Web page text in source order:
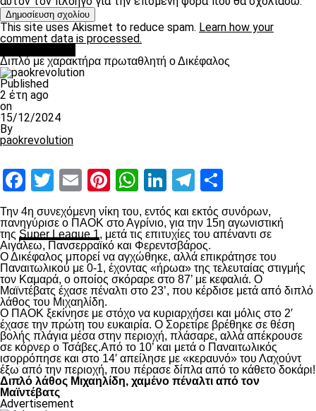
This site uses Akismet to reduce spam. Learn how your
comment data is processed.
Διπλό με χαρακτήρα πρωταθλητή ο Δικέφαλος
Published
2 έτη ago
on
15/12/2024
By
paokrevolution
Facebook
Twitter
EmailPinterest
WhatsApp
LinkedIn
Telegram
Την 4η συνεχόμενη νίκη του, εντός και εκτός συνόρων,
πανηγύρισε ο ΠΑΟΚ στο Αγρίνιο, για την 15η αγωνιστική
της Super League 1, μετά τις επιτυχίες του απέναντι σε
Αιγάλεω, Πανσερραϊκό και Φερεντσβάρος.
Ο Δικέφαλος μπορεί να αγχώθηκε, αλλά επικράτησε του
Παναιτωλικού με 0-1, έχοντας «ήρωα» της τελευταίας στιγμής
τον Καμαρά, ο οποίος σκόραρε στο 87’ με κεφαλιά. Ο
Μαϊντέβατς έχασε πέναλτι στο 23’, που κέρδισε μετά από διπλό
λάθος του Μιχαηλίδη.
Ο ΠΑΟΚ ξεκίνησε με στόχο να κυριαρχήσει και μόλις στο 2′
έχασε την πρώτη του ευκαιρία. Ο Σορετίρε βρέθηκε σε θέση
βολής πλάγια μέσα στην περιοχή, πλάσαρε, αλλά απέκρουσε
σε κόρνερ ο Τσάβες.Από το 10’ και μετά ο Παναιτωλικός
ισορρόπησε και στο 14′ απείλησε με «κεραυνό» του Λαχούντ
έξω από την περιοχή, που πέρασε δίπλα από το κάθετο δοκάρι!
Διπλό λάθος Μιχαηλίδη, χαμένο πέναλτι από τον
Μαϊντέβατς
Advertisement